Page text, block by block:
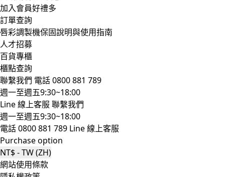
加入會員好禮多
訂單查詢
唇彩調製機保固說明與使用指南
人才招募
百貨專櫃
櫃點查詢
聯繫我們 電話 0800 881 789
週一至週五9:30~18:00
Line 線上客服 聯繫我們
週一至週五9:30~18:00
電話 0800 881 789 Line 線上客服
Purchase option
NT$ - TW (ZH)
網站使用條款